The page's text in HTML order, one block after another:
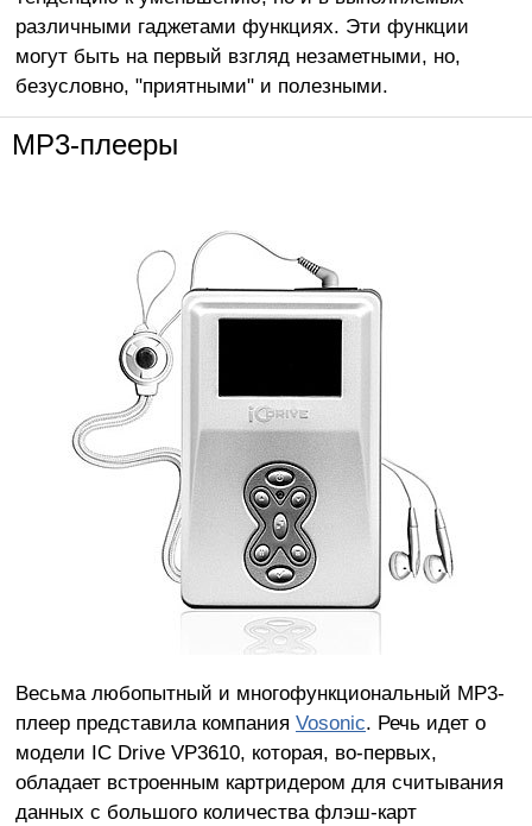
различными гаджетами функциях. Эти функции
могут быть на первый взгляд незаметными, но,
безусловно, "приятными" и полезными.
MP3-плееры
Весьма любопытный и многофункциональный МР3-
плеер представила компания Vosonic. Речь идет о
модели IC Drive VP3610, которая, во-первых,
обладает встроенным картридером для считывания
данных с большого количества флэш-карт